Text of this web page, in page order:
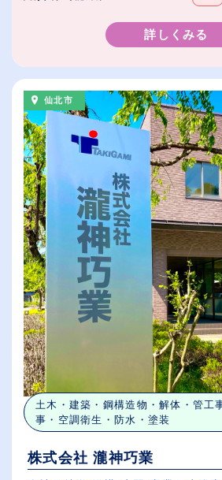
詳しくみる
仙北市
土木・建築・鋼構造物・解体・管工
事・空調衛生・防水・塗装
株式会社 瀧神巧業